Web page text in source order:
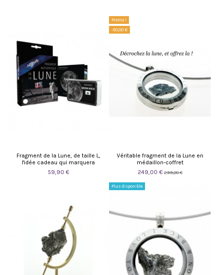
Fragment de la Lune, de taille L,
l'idée cadeau qui marquera
59,90 €
Promo !
-50,00 €
Véritable fragment de la Lune en
médaillon-coffret
249,00 € 299,00 €
Plus disponible